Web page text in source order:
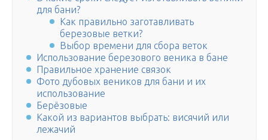
для бани?
Как правильно заготавливать
березовые ветки?
Выбор времени для сбора веток
Использование березового веника в бане
Правильное хранение связок
Фото дубовых веников для бани и их
использование
Берёзовые
Какой из вариантов выбрать: висячий или
лежачий